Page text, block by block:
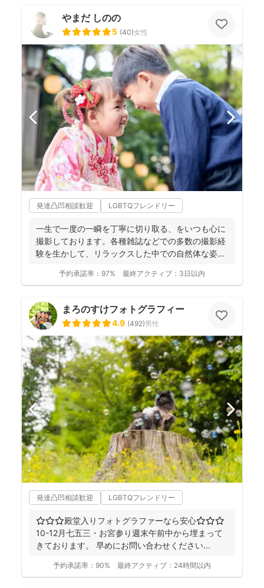
やまだ しのの
5 (40)女性
発達凸凹相談歓迎 LGBTQフレンドリー
一生で一度の一瞬を丁寧に切り取る、をいつも心に
撮影しております。各種雑誌などでの多数の撮影経
験を生かして、リラックスした中での自然体な姿の
予約承諾率： 97% 最終アクティブ： 3日以内
まろのすけフォトグラフィー
4.9 (492)男性
発達凸凹相談歓迎 LGBTQフレンドリー
⭐︎⭐︎⭐︎殿堂入りフォトグラファーなら安心⭐︎⭐︎⭐︎
10-12月七五三・お宮参り週末午前中から埋まって
きております。 早めにお問い合わせください...
予約承諾率： 90% 最終アクティブ： 24時間以内